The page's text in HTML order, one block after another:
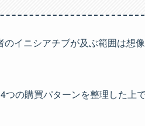
イニシアチブが及ぶ範囲は
の購買パターンを整理した